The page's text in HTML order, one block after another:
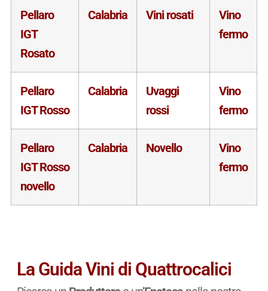
Pellaro
IGT
Rosato
Calabria Vini rosati
Vino
fermo
Pellaro
IGT Rosso
Calabria
Uvaggi
rossi
Vino
fermo
Pellaro
IGT Rosso
novello
Calabria Novello
Vino
fermo
La Guida Vini di Quattrocalici